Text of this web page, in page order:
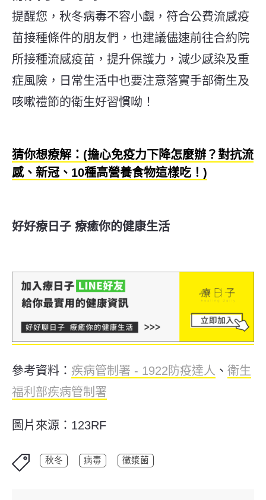
提醒您，秋冬病毒不容小覷，符合公費流感疫
苗接種條件的朋友們，也建議儘速前往合約院
所接種流感疫苗，提升保護力，減少感染及重
症風險，日常生活中也要注意落實手部衛生及
咳嗽禮節的衛生好習慣呦！
猜你想療解：(擔心免疫力下降怎麼辦？對抗流
感、新冠、10種高營養食物這樣吃！)
好好療日子 療癒你的健康生活
參考資料： 疾病管制署 - 1922防疫達人 、 衛生
福利部疾病管制署
圖片來源：123RF
秋冬 病毒 黴漿菌